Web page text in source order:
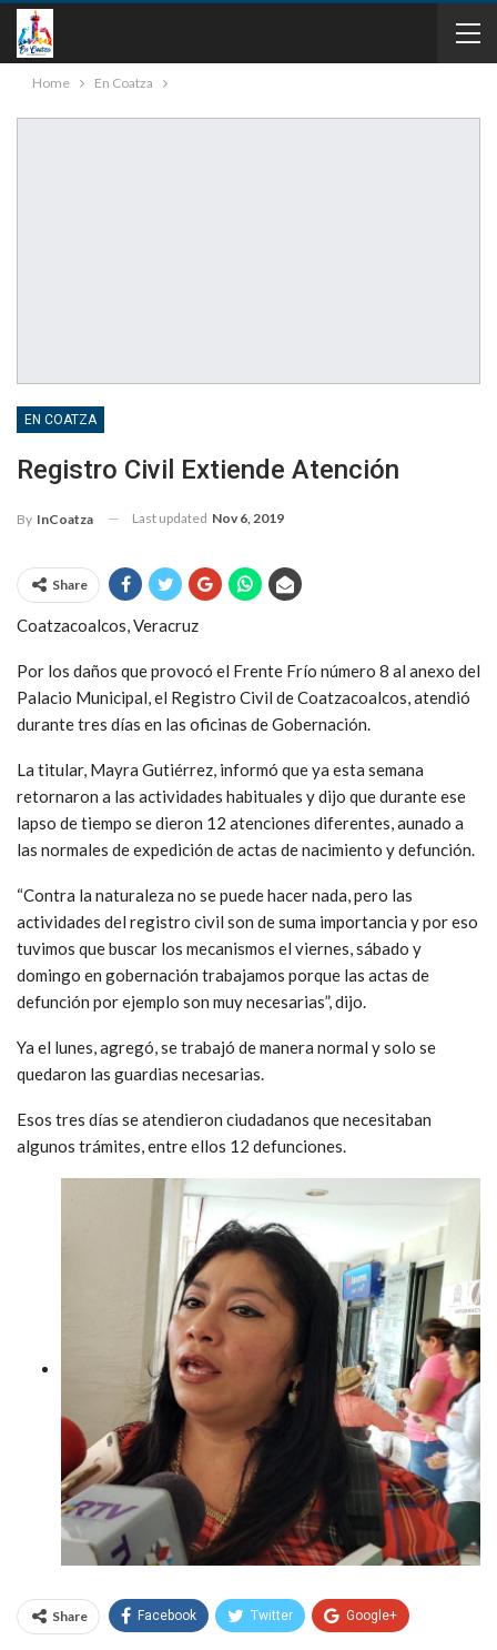
Home En Coatza
EN COATZA
Registro Civil Extiende Atención
By InCoatza Last updated Nov 6, 2019
Share
Coatzacoalcos, Veracruz
Por los daños que provocó el Frente Frío número 8 al anexo del
Palacio Municipal, el Registro Civil de Coatzacoalcos, atendió
durante tres días en las oficinas de Gobernación.
La titular, Mayra Gutiérrez, informó que ya esta semana
retornaron a las actividades habituales y dijo que durante ese
lapso de tiempo se dieron 12 atenciones diferentes, aunado a
las normales de expedición de actas de nacimiento y defunción.
“Contra la naturaleza no se puede hacer nada, pero las
actividades del registro civil son de suma importancia y por eso
tuvimos que buscar los mecanismos el viernes, sábado y
domingo en gobernación trabajamos porque las actas de
defunción por ejemplo son muy necesarias”, dijo.
Ya el lunes, agregó, se trabajó de manera normal y solo se
quedaron las guardias necesarias.
Esos tres días se atendieron ciudadanos que necesitaban
algunos trámites, entre ellos 12 defunciones.
Share Facebook Twitter Google+